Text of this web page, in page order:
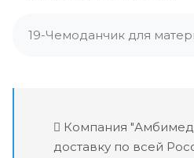
19-Чемоданчик для
Компания
доставку по всей